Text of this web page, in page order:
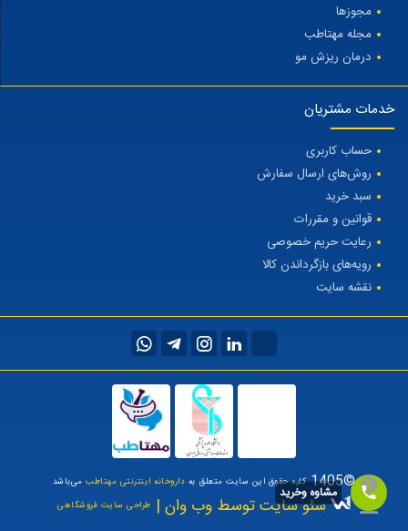
مجوزها
مجله مهتاطب
درمان ریزش مو
خدمات مشتریان
حساب کاربری
روش‌های ارسال سفارش
سبد خرید
قوانین و مقررات
رعایت حریم خصوصی
رویه‌های بازگرداندن کالا
نقشه سایت
©1405 کلیه حقوق این سایت متعلق به داروخانه اینترنتی مهتاطبمی‌باشد
سئو سایت توسط وب وان | طراحی سایت فروشگاهی
مشاوه وخرید